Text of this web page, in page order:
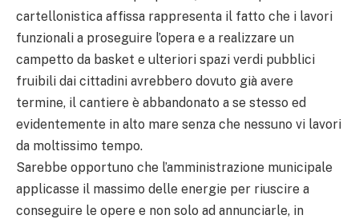
cartellonistica affissa rappresenta il fatto che i lavori
funzionali a proseguire l’opera e a realizzare un
campetto da basket e ulteriori spazi verdi pubblici
fruibili dai cittadini avrebbero dovuto già avere
termine, il cantiere è abbandonato a se stesso ed
evidentemente in alto mare senza che nessuno vi lavori
da moltissimo tempo.
Sarebbe opportuno che l’amministrazione municipale
applicasse il massimo delle energie per riuscire a
conseguire le opere e non solo ad annunciarle, in